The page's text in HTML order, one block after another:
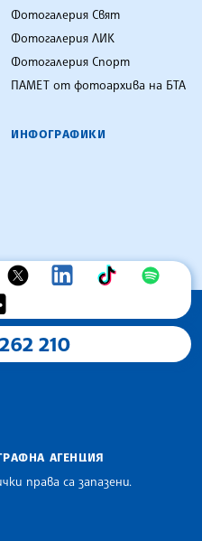
Фотогалерия Свят
Фотогалерия ЛИК
Фотогалерия Спорт
ПАМЕТ от фотоархива на БТА
ИНФОГРАФИКИ
210
АГЕНЦИЯ
права са запазени.